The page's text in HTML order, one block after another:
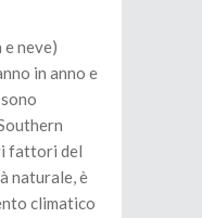
neve)
in anno e
fattori del
naturale, è
climatico